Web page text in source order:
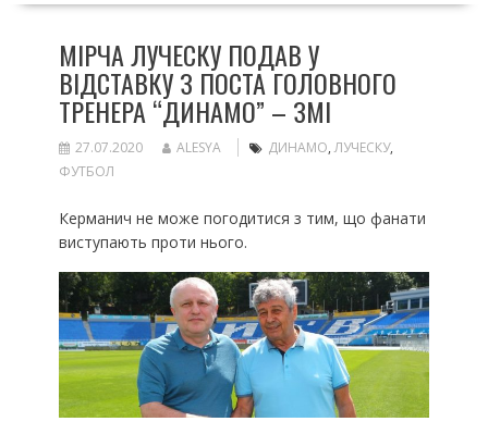
МІРЧА ЛУЧЕСКУ ПОДАВ У
ВІДСТАВКУ З ПОСТА ГОЛОВНОГО
ТРЕНЕРА “ДИНАМО” – ЗМІ
27.07.2020 ALESYA ДИНАМО,ЛУЧЕСКУ,
ФУТБОЛ
Керманич не може погодитися з тим, що фанати
виступають проти нього.